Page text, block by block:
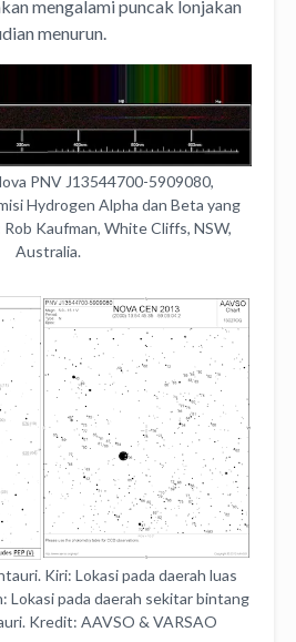
mengalami puncak lonjakan
menurun.
PNV J13544700-5909080,
Hydrogen Alpha dan Beta yang
Kaufman, White Cliffs, NSW,
Australia.
Kiri: Lokasi pada daerah luas
Lokasi pada daerah sekitar bintang
Kredit: AAVSO & VARSAO